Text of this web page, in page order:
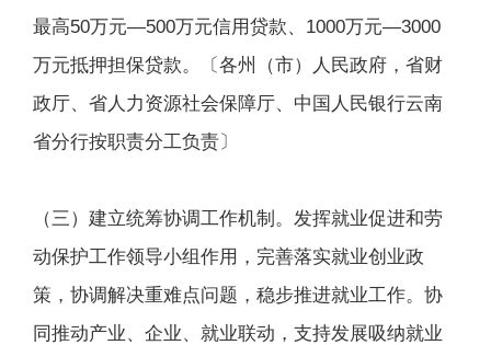
最高50万元—500万元信用贷款、1000万元—3000
万元抵押担保贷款。〔各州（市）人民政府，省财
政厅、省人力资源社会保障厅、中国人民银行云南
省分行按职责分工负责〕
（三）建立统筹协调工作机制。发挥就业促进和劳
动保护工作领导小组作用，完善落实就业创业政
策，协调解决重难点问题，稳步推进就业工作。协
同推动产业、企业、就业联动，支持发展吸纳就业